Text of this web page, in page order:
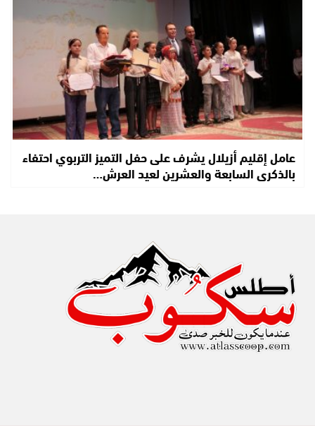
عامل إقليم أزيلال يشرف على حفل التميز التربوي احتفاء
بالذكرى السابعة والعشرين لعيد العرش…